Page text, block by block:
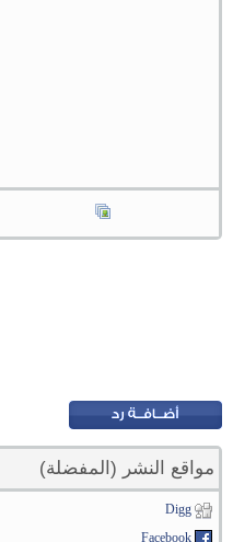
مواقع النشر (المفضلة)
Digg
Facebook